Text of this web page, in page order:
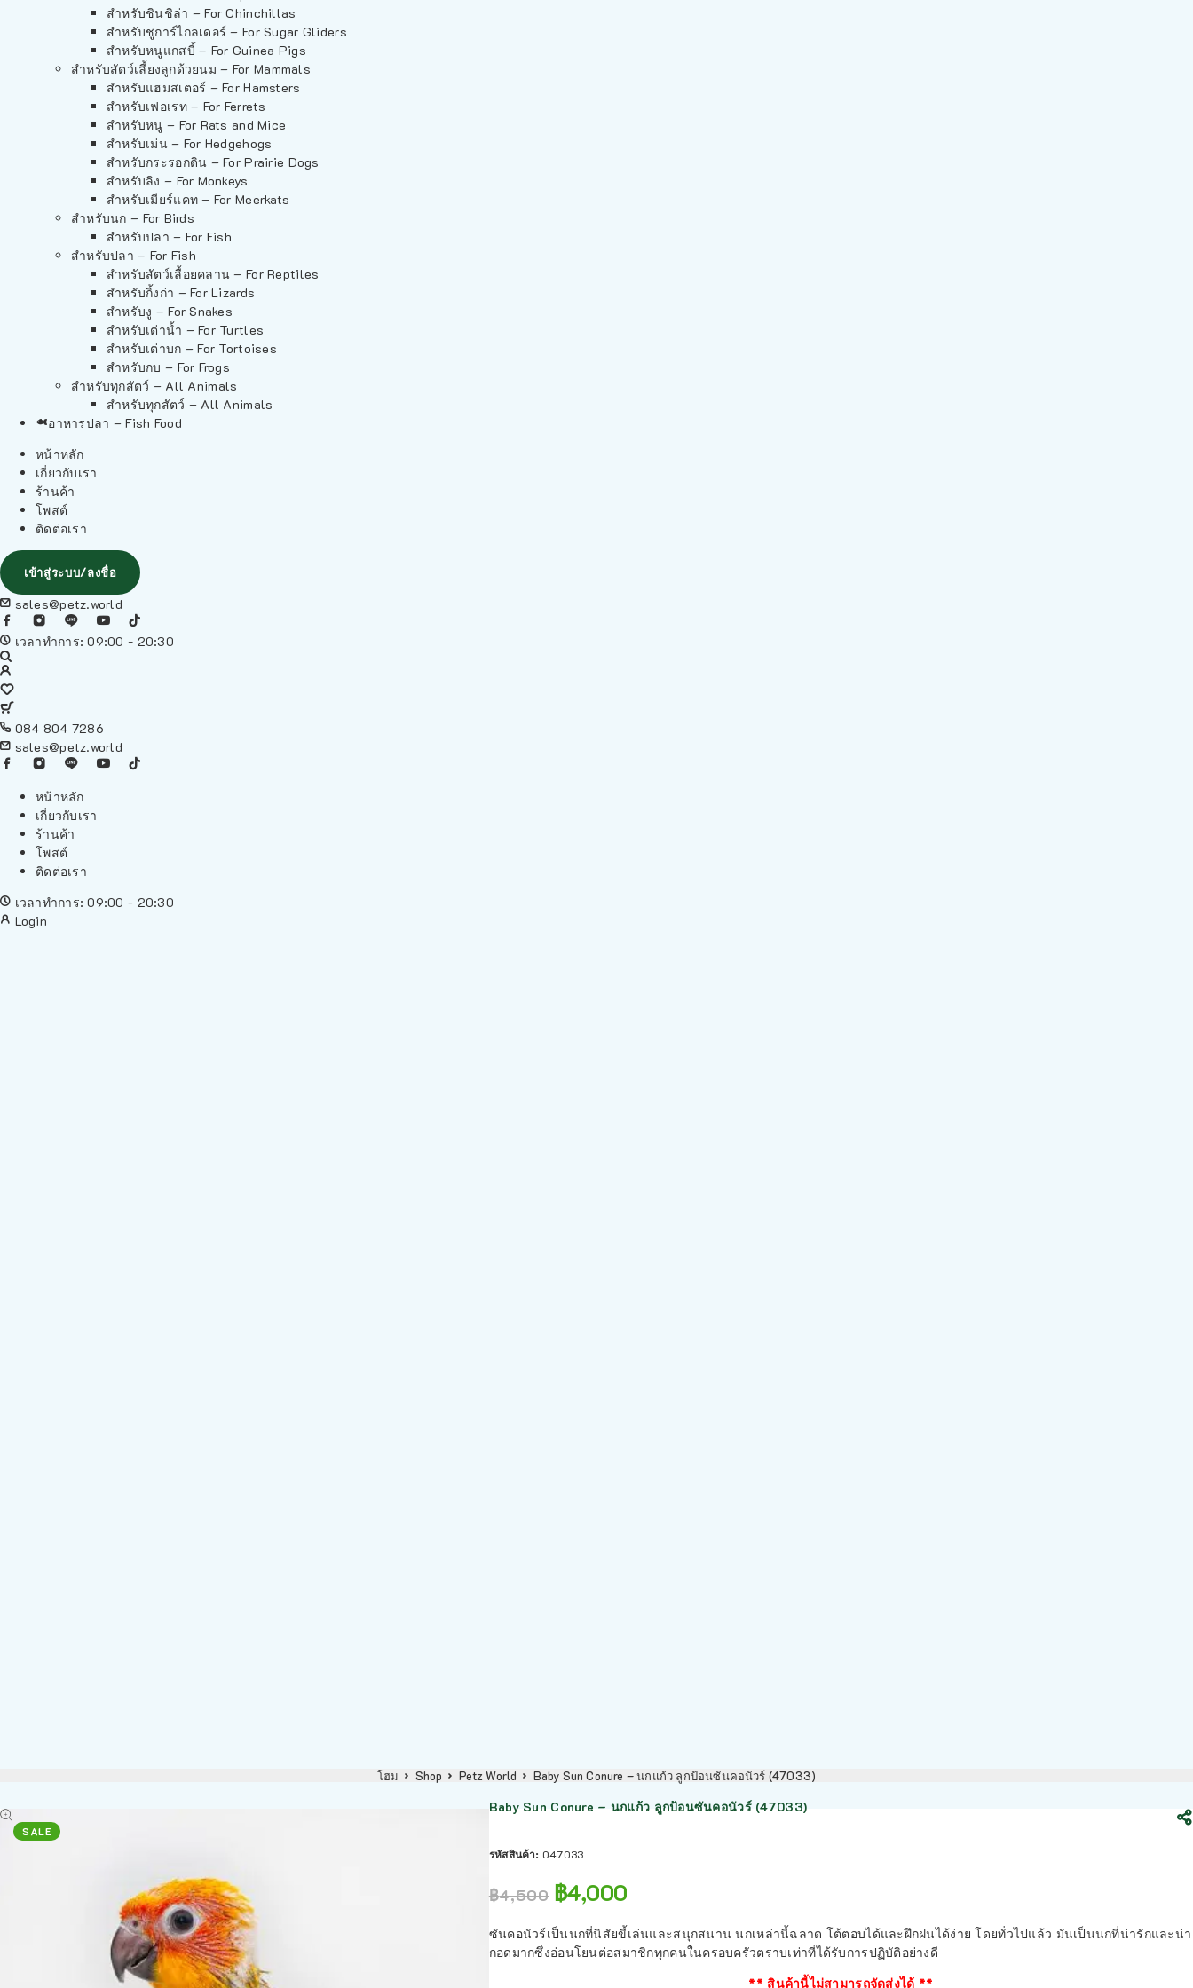
สำหรับชินชิล่า – For Chinchillas
สำหรับชูการ์ไกลเดอร์ – For Sugar Gliders
สำหรับหนูแกสบี้ – For Guinea Pigs
สำหรับสัตว์เลี้ยงลูกด้วยนม – For Mammals
สำหรับแฮมสเตอร์ – For Hamsters
สำหรับเฟอเรท – For Ferrets
สำหรับหนู – For Rats and Mice
สำหรับเม่น – For Hedgehogs
สำหรับกระรอกดิน – For Prairie Dogs
สำหรับลิง – For Monkeys
สำหรับเมียร์แคท – For Meerkats
สำหรับนก – For Birds
สำหรับปลา – For Fish
สำหรับปลา – For Fish
สำหรับสัตว์เลื้อยคลาน – For Reptiles
สำหรับกิ้งก่า – For Lizards
สำหรับงู – For Snakes
สำหรับเต่าน้ำ – For Turtles
สำหรับเต่าบก – For Tortoises
สำหรับกบ – For Frogs
สำหรับทุกสัตว์ – All Animals
สำหรับทุกสัตว์ – All Animals
อาหารปลา – Fish Food
หน้าหลัก
เกี่ยวกับเรา
ร้านค้า
โพสต์
ติดต่อเรา
เข้าสู่ระบบ/ลงชื่อ
sales@petz.world
เวลาทำการ: 09:00 - 20:30
084 804 7286
sales@petz.world
หน้าหลัก
เกี่ยวกับเรา
ร้านค้า
โพสต์
ติดต่อเรา
เวลาทำการ: 09:00 - 20:30
Login
โฮม Shop Petz World Baby Sun Conure – นกแก้ว ลูกป้อนซันคอนัวร์ (47033)
SALE
Baby Sun Conure – นกแก้ว ลูกป้อนซันคอนัวร์ (47033)
รหัสสินค้า: 047033
฿4,500 ฿4,000
ซันคอนัวร์เป็นนกที่นิสัยขี้เล่นและสนุกสนาน นกเหล่านี้ฉลาด โต้ตอบได้และฝึกฝนได้ง่าย โดยทั่วไปแล้ว มันเป็นนกที่น่ารักและน่า
กอดมากซึ่งอ่อนโยนต่อสมาชิกทุกคนในครอบครัวตราบเท่าที่ได้รับการปฏิบัติอย่างดี
** สินค้านี้ไม่สามารถจัดส่งได้ **